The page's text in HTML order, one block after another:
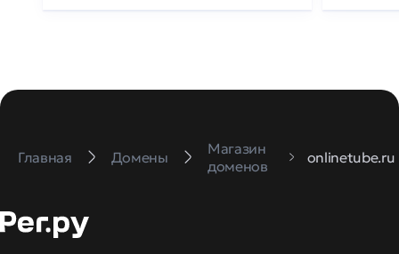
Главная Домены
Магазин
доменов
onlinetube.ru